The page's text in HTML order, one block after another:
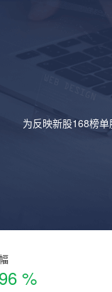
为反映新股168榜
%